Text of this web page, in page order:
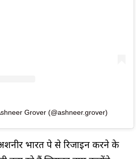
Grover (@ashneer.grover)
भारत पे से रिजाइन करने के